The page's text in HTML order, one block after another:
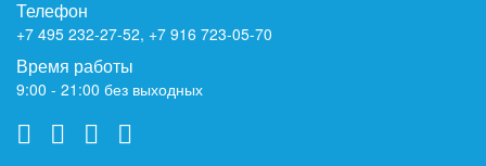
Телефон
+7 495 232-27-52, +7 916 723-05-70
Время работы
9:00 - 21:00 без выходных